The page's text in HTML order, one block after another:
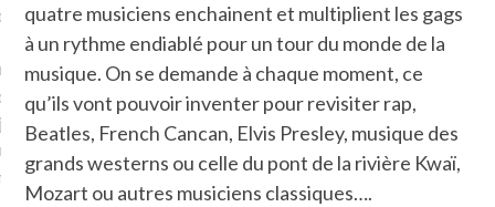
je le garde pour ce
je sens, j’entends, je
goûte et ceux que je
! Marcheuse des villes,
des ruines et des
quatre musiciens enchainent et multiplient les gags
à un rythme endiablé pour un tour du monde de la
musique. On se demande à chaque moment, ce
qu’ils vont pouvoir inventer pour revisiter rap,
Beatles, French Cancan, Elvis Presley, musique des
grands westerns ou celle du pont de la rivière Kwaï,
Mozart ou autres musiciens classiques….